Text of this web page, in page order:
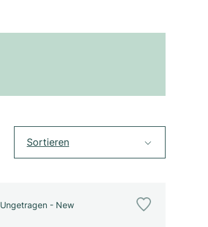
Sortieren
Ungetragen - New